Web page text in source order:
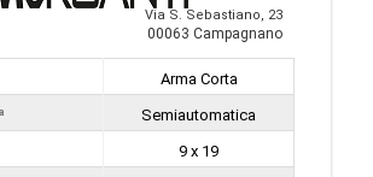
Via S. Sebastiano, 23
00063 Campagnano
Arma Corta
Semiautomatica
9 x 19